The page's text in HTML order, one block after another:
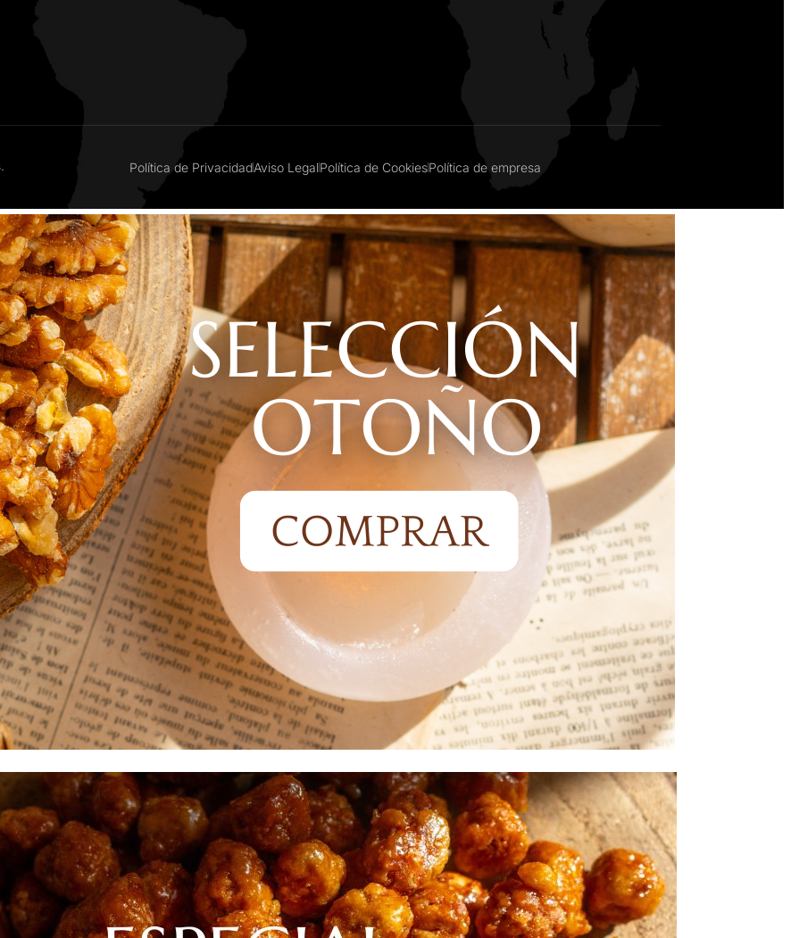
Política de PrivacidadAviso LegalPolítica de CookiesPolítica de empresa